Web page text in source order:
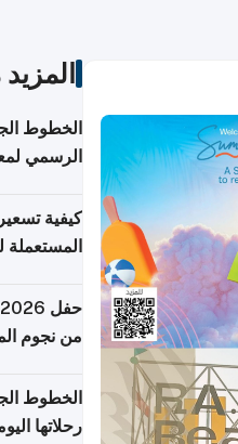
الخطوط
الرسمي
كيفية تسعير
المستعملة
من نجوم
الخطوط
رحلاتها